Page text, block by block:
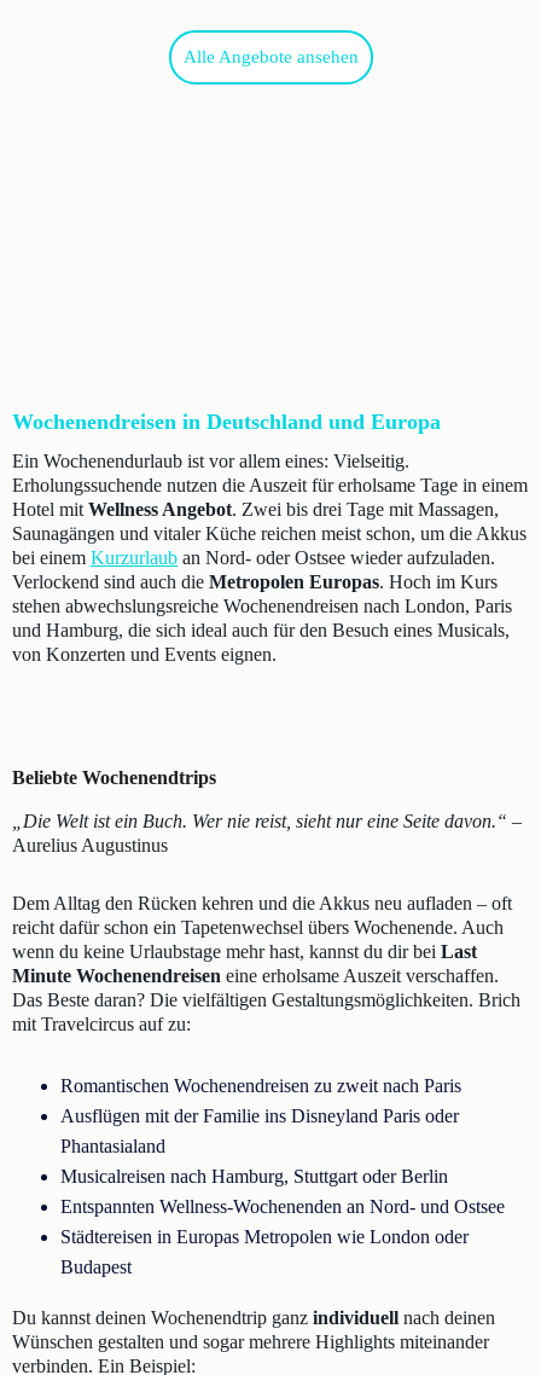
Alle Angebote ansehen
Wochenendreisen in Deutschland und Europa
Ein Wochenendurlaub ist vor allem eines: Vielseitig.
Erholungssuchende nutzen die Auszeit für erholsame Tage in einem
Hotel mit Wellness Angebot. Zwei bis drei Tage mit Massagen,
Saunagängen und vitaler Küche reichen meist schon, um die Akkus
bei einem Kurzurlaub an Nord- oder Ostsee wieder aufzuladen.
Verlockend sind auch die Metropolen Europas. Hoch im Kurs
stehen abwechslungsreiche Wochenendreisen nach London, Paris
und Hamburg, die sich ideal auch für den Besuch eines Musicals,
von Konzerten und Events eignen.
Beliebte Wochenendtrips
„Die Welt ist ein Buch. Wer nie reist, sieht nur eine Seite davon.“ –
Aurelius Augustinus
Dem Alltag den Rücken kehren und die Akkus neu aufladen – oft
reicht dafür schon ein Tapetenwechsel übers Wochenende. Auch
wenn du keine Urlaubstage mehr hast, kannst du dir bei Last
Minute Wochenendreisen eine erholsame Auszeit verschaffen.
Das Beste daran? Die vielfältigen Gestaltungsmöglichkeiten. Brich
mit Travelcircus auf zu:
Romantischen Wochenendreisen zu zweit nach Paris
Ausflügen mit der Familie ins Disneyland Paris oder
Phantasialand
Musicalreisen nach Hamburg, Stuttgart oder Berlin
Entspannten Wellness-Wochenenden an Nord- und Ostsee
Städtereisen in Europas Metropolen wie London oder
Budapest
Du kannst deinen Wochenendtrip ganz individuell nach deinen
Wünschen gestalten und sogar mehrere Highlights miteinander
verbinden. Ein Beispiel: